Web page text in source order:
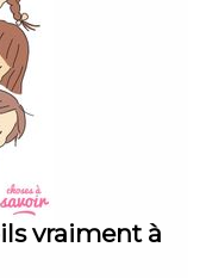
vraiment à